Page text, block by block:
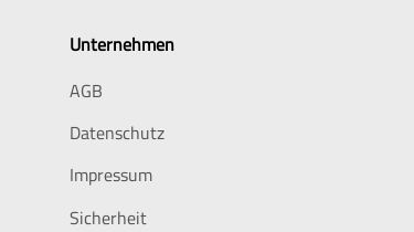
Unternehmen
AGB
Datenschutz
Impressum
Sicherheit